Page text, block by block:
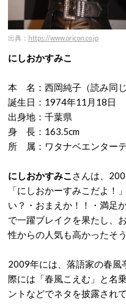
出典： https://www.oricon.co.jp
にしおかすみこ
本 名：西岡純子（読み同じ
誕生日：1974年11月18日
出身地：千葉県
身 長：163.5cm
所 属：ワタナベエンター
にしおかすみこ さんは、
「にしおかーすみこだよ！
い？・おまえか！！・満足
で一躍ブレイクを果たし、
性からの人気も高かったそう
2009年には、落語家の春風
際には「春風こえむ」と名
ントなどでネタを披露され